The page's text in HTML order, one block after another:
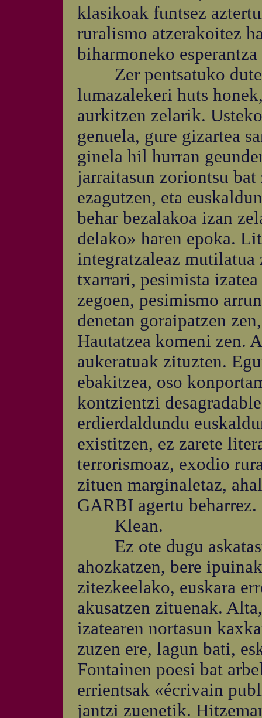
klasikoak funtsez
ruralismo atzerakoitez
biharmoneko
Zer pentsatuko dute
lumazalekeri huts
aurkitzen zelarik.
genuela, gure gizartea
ginela hil hurran
jarraitasun zoriontsu
ezagutzen, eta
behar bezalakoa izan
delako» haren epoka.
integratzaleaz
txarrari, pesimista
zegoen, pesimismo
denetan goraipatzen
Hautatzea komeni zen.
aukeratuak zituzten.
ebakitzea, oso
kontzientzi
erdierdaldundu
existitzen, ez zarete
terrorismoaz, exodio
zituen marginaletaz,
GARBI agertu beharrez.
Klean.
Ez ote dugu
ahozkatzen, bere
zitezkeelako, euskara
akusatzen zituenak.
izatearen nortasun
zuzen ere, lagun bati,
Fontainen poesi bat
errientsak «écrivain
jantzi zuenetik.